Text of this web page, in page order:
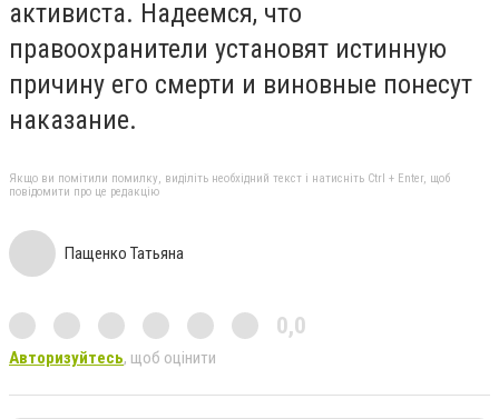
активиста. Надеемся, что
правоохранители установят истинную
причину его смерти и виновные понесут
наказание.
Якщо ви помітили помилку, виділіть необхідний текст і натисніть Ctrl + Enter, щоб
повідомити про це редакцію
Пащенко Татьяна
0,0
Авторизуйтесь, щоб оцінити